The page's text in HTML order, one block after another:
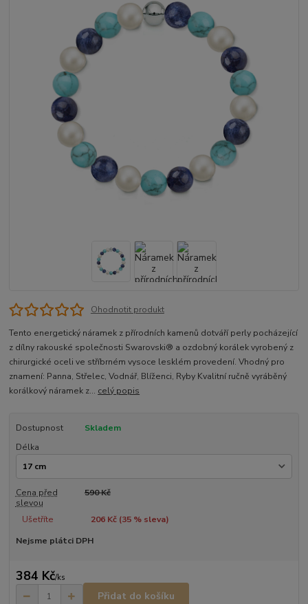
Ohodnotit produkt
Tento energetický náramek z přírodních kamenů dotváří perly pocházející
z dílny rakouské společnosti Swarovski® a ozdobný korálek vyrobený z
chirurgické oceli ve stříbrném vysoce lesklém provedení. Vhodný pro
znamení: Panna, Střelec, Vodnář, Blíženci, Ryby Kvalitní ručně vyráběný
korálkový náramek z... celý popis
Dostupnost
Skladem
Délka
Cena před
slevou
590 Kč
Ušetříte 206 Kč (35% sleva)
Nejsme plátci DPH
384 Kč/ks
Přidat do košíku